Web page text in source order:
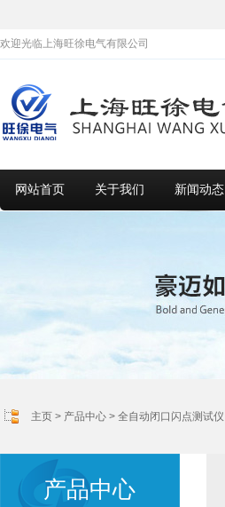
欢迎光临上海旺徐电气有限公司
网站首页 关于我们 新闻动态
主页 > 产品中心 > 全自动闭口闪点测试仪
产品中心